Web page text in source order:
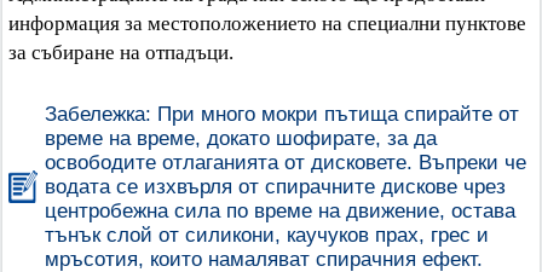
информация за местоположението на специални пунктове
за събиране на отпадъци.
Забележка: При много мокри пътища спирайте от
време на време, докато шофирате, за да
освободите отлаганията от дисковете. Въпреки че
водата се изхвърля от спирачните дискове чрез
центробежна сила по време на движение, остава
тънък слой от силикони, каучуков прах, грес и
мръсотия, които намаляват спирачния ефект.